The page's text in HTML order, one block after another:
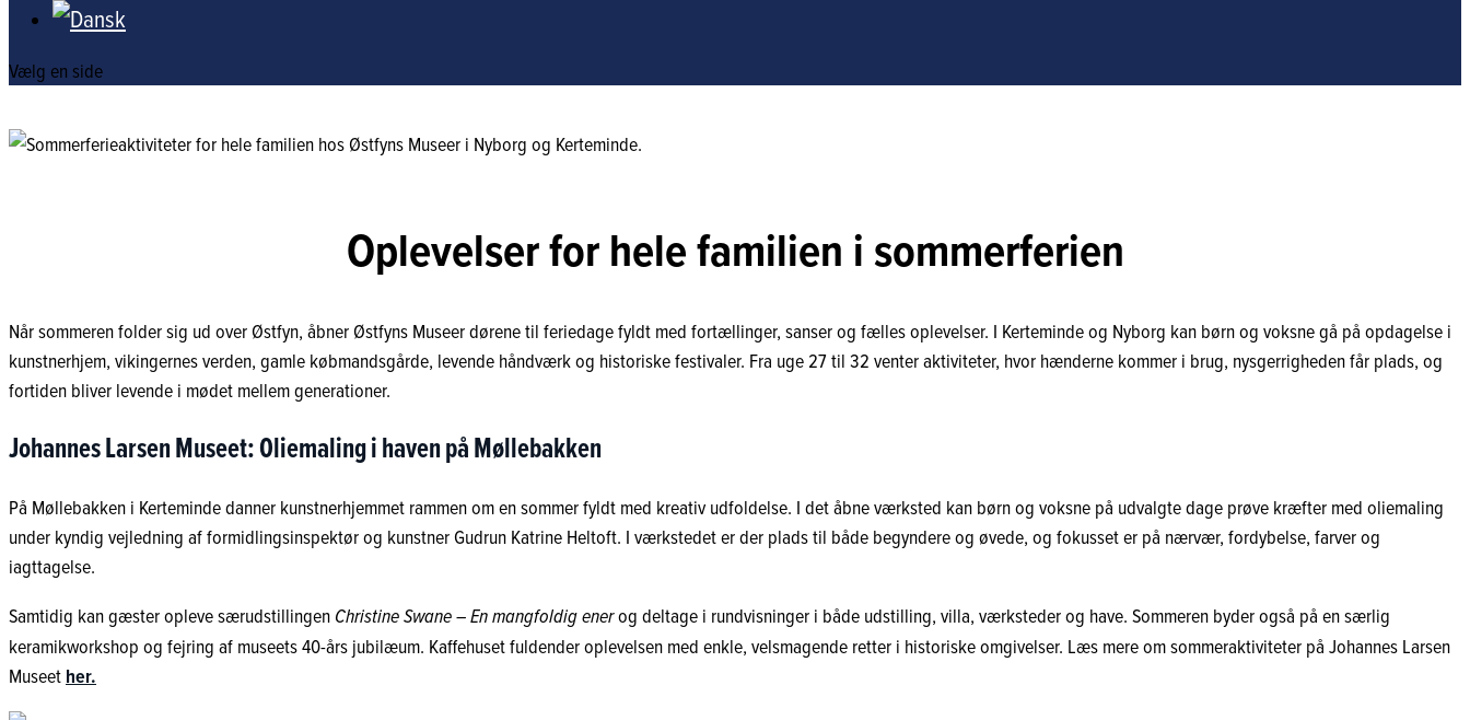
Vælg en side
Oplevelser for hele familien i sommerferien
Når sommeren folder sig ud over Østfyn, åbner Østfyns Museer dørene til feriedage fyldt med fortællinger, sanser og fælles oplevelser. I Kerteminde og Nyborg kan børn og voksne gå på opdagelse i
kunstnerhjem, vikingernes verden, gamle købmandsgårde, levende håndværk og historiske festivaler. Fra uge 27 til 32 venter aktiviteter, hvor hænderne kommer i brug, nysgerrigheden får plads, og
fortiden bliver levende i mødet mellem generationer.
Johannes Larsen Museet: Oliemaling i haven på Møllebakken
På Møllebakken i Kerteminde danner kunstnerhjemmet rammen om en sommer fyldt med kreativ udfoldelse. I det åbne værksted kan børn og voksne på udvalgte dage prøve kræfter med oliemaling
under kyndig vejledning af formidlingsinspektør og kunstner Gudrun Katrine Heltoft. I værkstedet er der plads til både begyndere og øvede, og fokusset er på nærvær, fordybelse, farver og
iagttagelse.
Samtidig kan gæster opleve særudstillingen Christine Swane – En mangfoldig enerog deltage i rundvisninger i både udstilling, villa, værksteder og have. Sommeren byder også på en særlig
keramikworkshop og fejring af museets 40-års jubilæum. Kaffehuset fuldender oplevelsen med enkle, velsmagende retter i historiske omgivelser. Læs mere om sommeraktiviteter på Johannes Larsen
Museet her.